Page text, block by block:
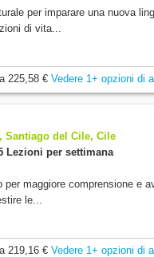
per imparare una nuova
di vita...
225,58 € Vedere 1+ opzioni di
Santiago del Cile, Cile
Lezioni per settimana
maggiore comprensione e
le...
219,16 € Vedere 1+ opzioni di